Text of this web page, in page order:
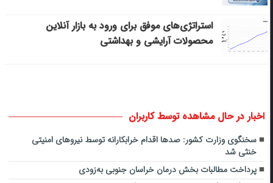
استراتژی‌های موفق برای ورود به بازار آنلاین
محصولات آرایشی و بهداشتی
اخبار در حال مشاهده توسط کاربران
سخنگوی وزارت کشور: صدها اقدام خرابکارانه توسط نیروهای امنیتی
خنثی شد
پرداخت مطالبات بخش درمان خراسان جنوبی به‌زودی